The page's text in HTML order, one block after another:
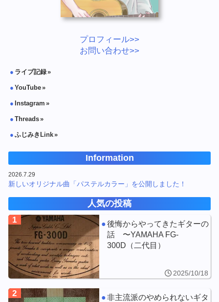
プロフィール>>
お問い合わせ>>
ライブ記録
YouTube
Instagram
Threads
ふじみきLink
Information
2026.7.29
新しいオリジナル曲「パステルカラー」を公開しました！
人気の投稿
1
後悔からやってきたギターの
話 〜YAMAHA FG-
300D（二代目）
2025/10/18
2
非主流派のやめられないギタ